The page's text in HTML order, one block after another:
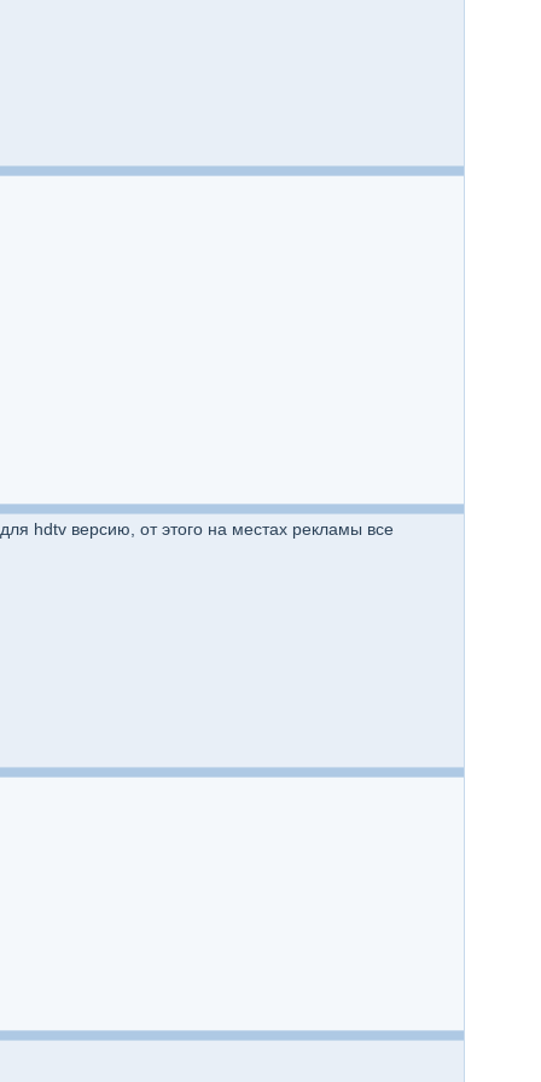
hdtv версию, от этого на местах рекламы все